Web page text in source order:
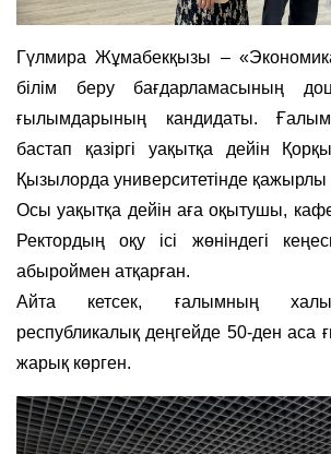
Гүлмира Жұмабекқызы –
білім беру бағдарламасының
ғылымдарының кандидаты.
бастап қазіргі уақытқа дейін
Қызылорда университетінде қажырлы
Осы уақытқа дейін аға оқытушы,
Ректордың оқу ісі жөніндегі
абыроймен атқарған.
Айта кетсек, ғалымның
республикалық деңгейде 50-ден аса
жарық көрген.